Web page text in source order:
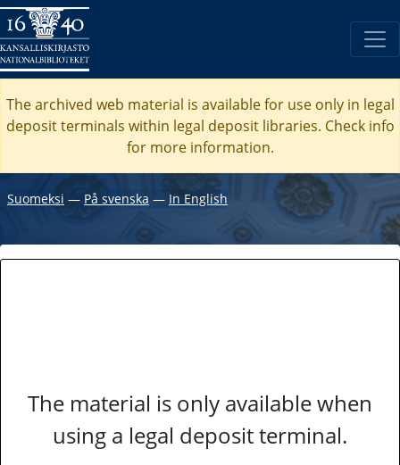
The archived web material is available for use only in legal
deposit terminals within legal deposit libraries. Check info
for more information.
Suomeksi ― På svenska ― In English
The material is only available when
using a legal deposit terminal.